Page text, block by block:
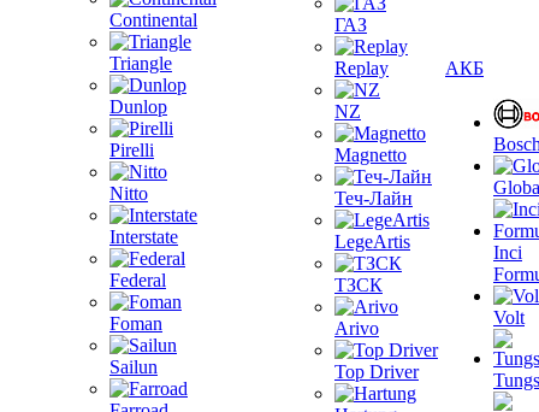
Continental
Triangle
Dunlop
Pirelli
Nitto
Interstate
Federal
Foman
Sailun
ГАЗ
Replay
NZ
Magnetto
Теч-Лайн
LegeArtis
ТЗСК
Arivo
Top Driver
АКБ
Inci
Volt